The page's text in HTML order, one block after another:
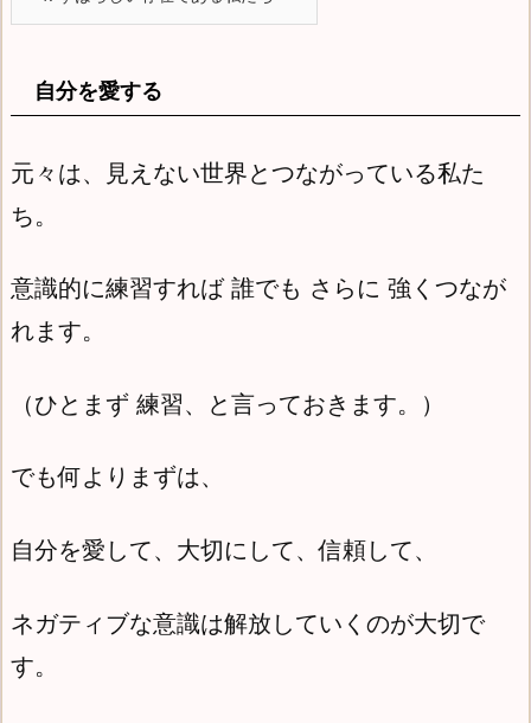
自分を愛する
元々は、見えない世界とつながっている私た
ち。
意識的に練習すれば 誰でも さらに 強くつなが
れます。
（ひとまず 練習、と言っておきます。）
でも何よりまずは、
自分を愛して、大切にして、信頼して、
ネガティブな意識は解放していくのが大切で
す。